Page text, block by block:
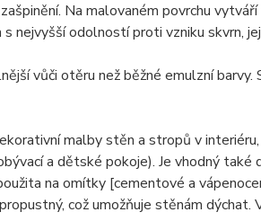
Na malovaném povrchu
nejvyšší odolností proti vzniku skvrn,
vůči otěru než běžné emulzní
malby stěn a stropů v
a dětské pokoje). Je vhodný
na omítky [cementové a
což umožňuje stěnám dýchat.